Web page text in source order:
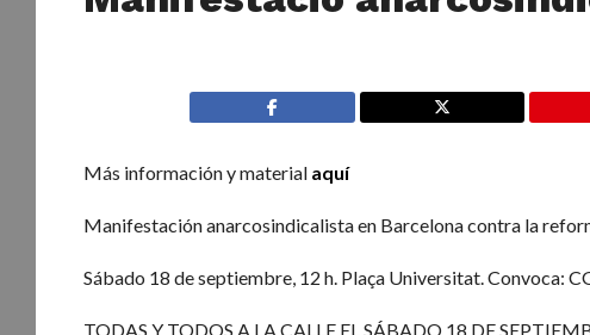
Más información y material aquí
Manifestación anarcosindicalista en Barcelona contra la
Sábado 18 de septiembre, 12 h. Plaça Universitat. Convoca:
TODAS Y TODOS A LA CALLE EL SÁBADO 18 DE